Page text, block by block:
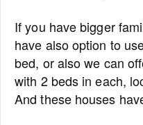
If you have bigger
have also option to
bed, or also we can
with 2 beds in each,
And these houses